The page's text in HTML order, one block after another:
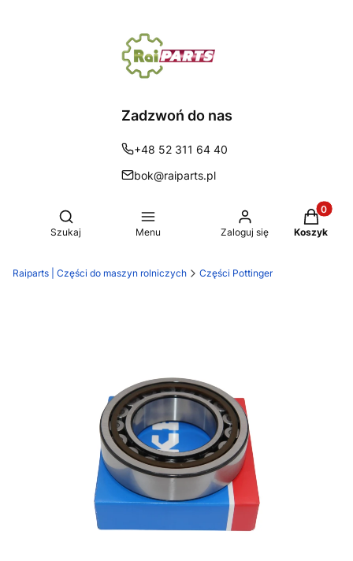
Zadzwoń do nas
+48 52 311 64 40
bok@raiparts.pl
Otwórz wyszukiwarkę
Szukaj Menu Zaloguj się Koszyk
Raiparts | Części do maszyn rolniczych Części Pottinger